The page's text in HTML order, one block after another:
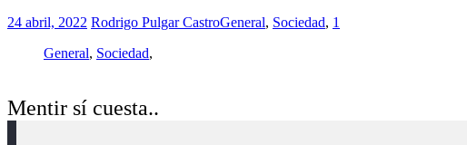
24 abril, 2022 Rodrigo Pulgar CastroGeneral, Sociedad, 1
General, Sociedad,
Mentir sí cuesta..